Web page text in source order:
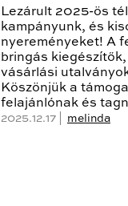
Lezárult 2025-ös
kampányunk, és
nyereményeket! A
bringás
vásárlási
Köszönjük a
felajánlónak és
2025.12.17 | melinda